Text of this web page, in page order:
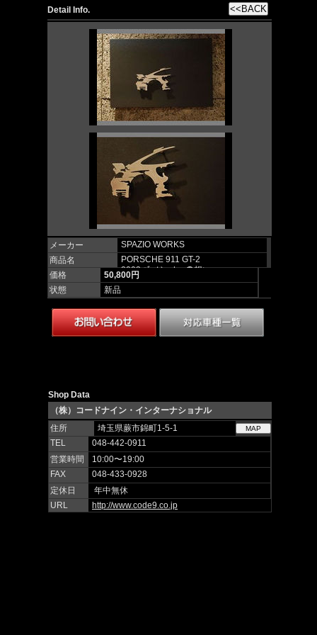
Detail Info.
メーカー
SPAZIO WORKS
商品名
PORSCHE 911 GT-2
2003 ﾊﾞｯｸｼｮｯﾄへの想い
価格
50,800円
状態
新品
Shop Data
（株）コードナイン・インターナショナル
住所
埼玉県蕨市錦町1-5-1
TEL
048-442-0911
営業時間
10:00〜19:00
FAX
048-433-0928
定休日
年中無休
URL
http://www.code9.co.jp